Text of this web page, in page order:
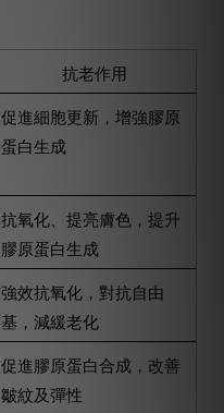
抗老作用
促進細胞更新，增強膠原
蛋白生成
抗氧化、提亮膚色，提升
膠原蛋白生成
強效抗氧化，對抗自由
基，減緩老化
促進膠原蛋白合成，改善
皺紋及彈性